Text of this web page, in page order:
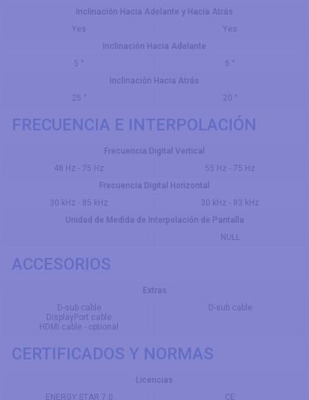
Inclinación Hacia Adelante y Hacia Atrás
Yes
Yes
Inclinación Hacia Adelante
5 °
5 °
Inclinación Hacia Atrás
25 °
20 °
FRECUENCIA E INTERPOLACIÓN
Frecuencia Digital Vertical
48 Hz - 75 Hz
55 Hz - 75 Hz
Frecuencia Digital Horizontal
30 kHz - 85 kHz
30 kHz - 83 kHz
Unidad de Medida de Interpolación de Pantalla
NULL
ACCESORIOS
Extras
D-sub cable
DisplayPort cable
HDMI cable - optional
D-sub cable
CERTIFICADOS Y NORMAS
Licencias
ENERGY STAR 7.0
CE